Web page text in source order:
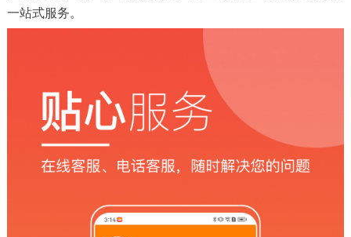
一站式服务。